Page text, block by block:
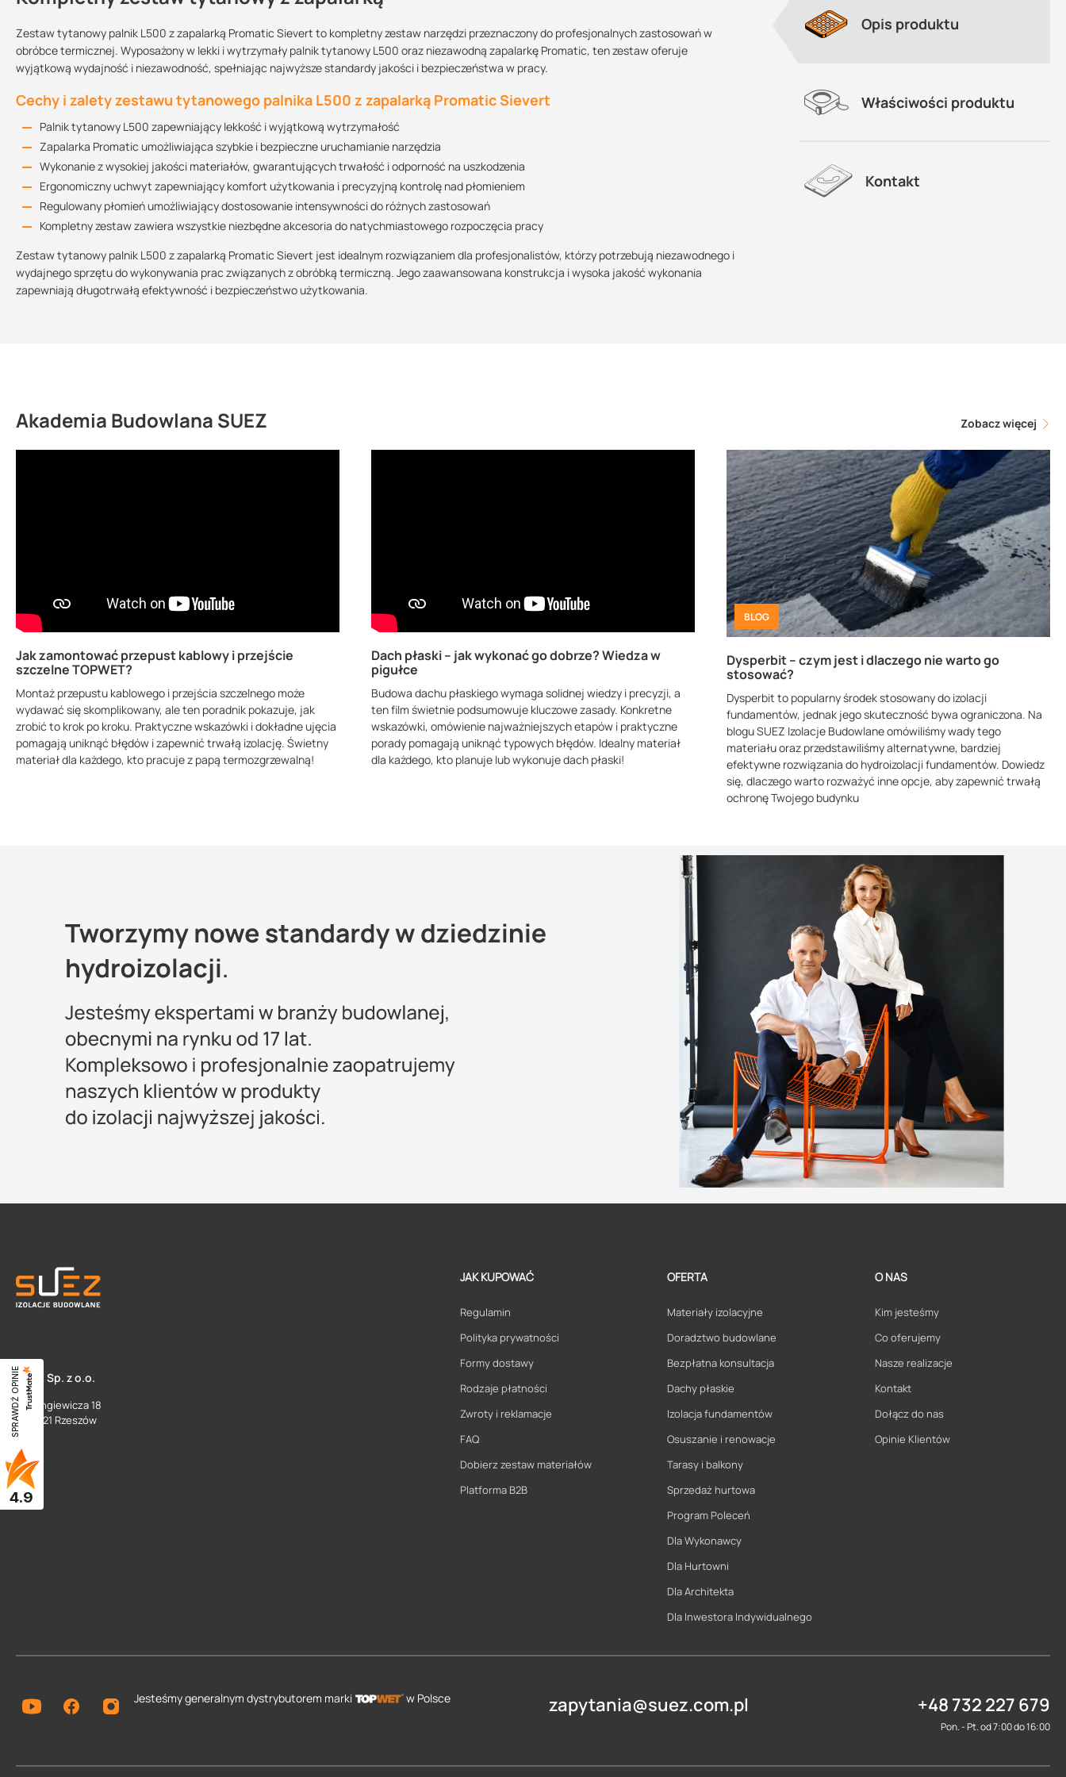
Zestaw tytanowy palnik L500 z zapalarką Promatic Sievert to kompletny zestaw narzędzi przeznaczony do profesjonalnych zastosowań w
obróbce termicznej. Wyposażony w lekki i wytrzymały palnik tytanowy L500 oraz niezawodną zapalarkę Promatic, ten zestaw oferuje
wyjątkową wydajność i niezawodność, spełniając najwyższe standardy jakości i bezpieczeństwa w pracy.
Cechy i zalety zestawu tytanowego palnika L500 z zapalarką Promatic Sievert
Palnik tytanowy L500 zapewniający lekkość i wyjątkową wytrzymałość
Zapalarka Promatic umożliwiająca szybkie i bezpieczne uruchamianie narzędzia
Wykonanie z wysokiej jakości materiałów, gwarantujących trwałość i odporność na uszkodzenia
Ergonomiczny uchwyt zapewniający komfort użytkowania i precyzyjną kontrolę nad płomieniem
Regulowany płomień umożliwiający dostosowanie intensywności do różnych zastosowań
Kompletny zestaw zawiera wszystkie niezbędne akcesoria do natychmiastowego rozpoczęcia pracy
Zestaw tytanowy palnik L500 z zapalarką Promatic Sievert jest idealnym rozwiązaniem dla profesjonalistów, którzy potrzebują niezawodnego i
wydajnego sprzętu do wykonywania prac związanych z obróbką termiczną. Jego zaawansowana konstrukcja i wysoka jakość wykonania
zapewniają długotrwałą efektywność i bezpieczeństwo użytkowania.
Sprzedajemy na:
sztuki
Podlega zwrotowi?:
tak
Maszy pytania lub wątpliwości?
Skontaktuj się z nami
Kamil Świercz
Specjalista doradca
+48 732 227 614
07:00 - 15:00
kamil.swiercz@suez.com.pl
Opis produktu
Właściwości produktu
Kontakt
Akademia Budowlana SUEZ Zobacz więcej
Jak zamontować przepust kablowy i przejście
szczelne TOPWET?
Montaż przepustu kablowego i przejścia szczelnego może
wydawać się skomplikowany, ale ten poradnik pokazuje, jak
zrobić to krok po kroku. Praktyczne wskazówki i dokładne ujęcia
pomagają uniknąć błędów i zapewnić trwałą izolację. Świetny
materiał dla każdego, kto pracuje z papą termozgrzewalną!
Dach płaski – jak wykonać go dobrze? Wiedza w
pigułce
Budowa dachu płaskiego wymaga solidnej wiedzy i precyzji, a
ten film świetnie podsumowuje kluczowe zasady. Konkretne
wskazówki, omówienie najważniejszych etapów i praktyczne
porady pomagają uniknąć typowych błędów. Idealny materiał
dla każdego, kto planuje lub wykonuje dach płaski!
BLOG
Dysperbit – czym jest i dlaczego nie warto go
stosować?
Dysperbit to popularny środek stosowany do izolacji
fundamentów, jednak jego skuteczność bywa ograniczona. Na
blogu SUEZ Izolacje Budowlane omówiliśmy wady tego
materiału oraz przedstawiliśmy alternatywne, bardziej
efektywne rozwiązania do hydroizolacji fundamentów. Dowiedz
się, dlaczego warto rozważyć inne opcje, aby zapewnić trwałą
ochronę Twojego budynku
SUEZ Sp. z o.o.
ul. Langiewicza 18
35 - 021 Rzeszów
JAK KUPOWAĆ
Regulamin
Polityka prywatności
Formy dostawy
Rodzaje płatności
Zwroty i reklamacje
FAQ
Dobierz zestaw materiałów
Platforma B2B
OFERTA
Materiały izolacyjne
Doradztwo budowlane
Bezpłatna konsultacja
Dachy płaskie
Izolacja fundamentów
Osuszanie i renowacje
Tarasy i balkony
Sprzedaż hurtowa
Program Poleceń
Dla Wykonawcy
Dla Hurtowni
Dla Architekta
Dla Inwestora Indywidualnego
O NAS
Kim jesteśmy
Co oferujemy
Nasze realizacje
Kontakt
Dołącz do nas
Opinie Klientów
Jesteśmy generalnym dystrybutorem marki w Polsce zapytania@suez.com.pl +48 732 227 679
Pon. - Pt. od 7:00 do 16:00
SPRAWDŹ OPINIE
4.9